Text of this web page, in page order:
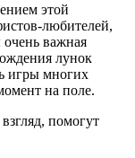
этой
любителей,
важная
лунок
игры многих
на поле.
помогут